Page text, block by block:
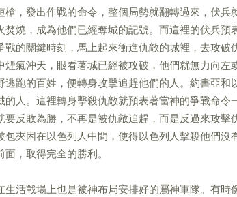
，發出作戰的命令，整個局勢就翻轉過來，伏兵
焚燒，成為他們已經奪城的記號。而這裡的伏兵預
戰的關鍵時刻，馬上起來衝進仇敵的城裡，去攻破
煙氣沖天，眼看著城已經被攻破，他們就無力向左
逃跑的百姓，便轉身攻擊追趕他們的人。約書亞和
的人。這裡轉身擊殺仇敵就預表著當神的爭戰命令
反敗為勝，不再是被仇敵追趕，而是反過來攻擊
包夾困在以色列人中間，使得以色列人擊殺他們沒
，取得完全的勝利。
生活戰場上也是被神布局安排好的屬神軍隊。有時